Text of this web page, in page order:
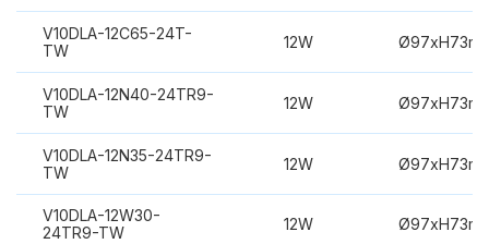
V10DLA-12C65-24T-
TW
12W
V10DLA-12N40-24TR9-
TW
12W
V10DLA-12N35-24TR9-
TW
12W
V10DLA-12W30-
24TR9-TW
12W